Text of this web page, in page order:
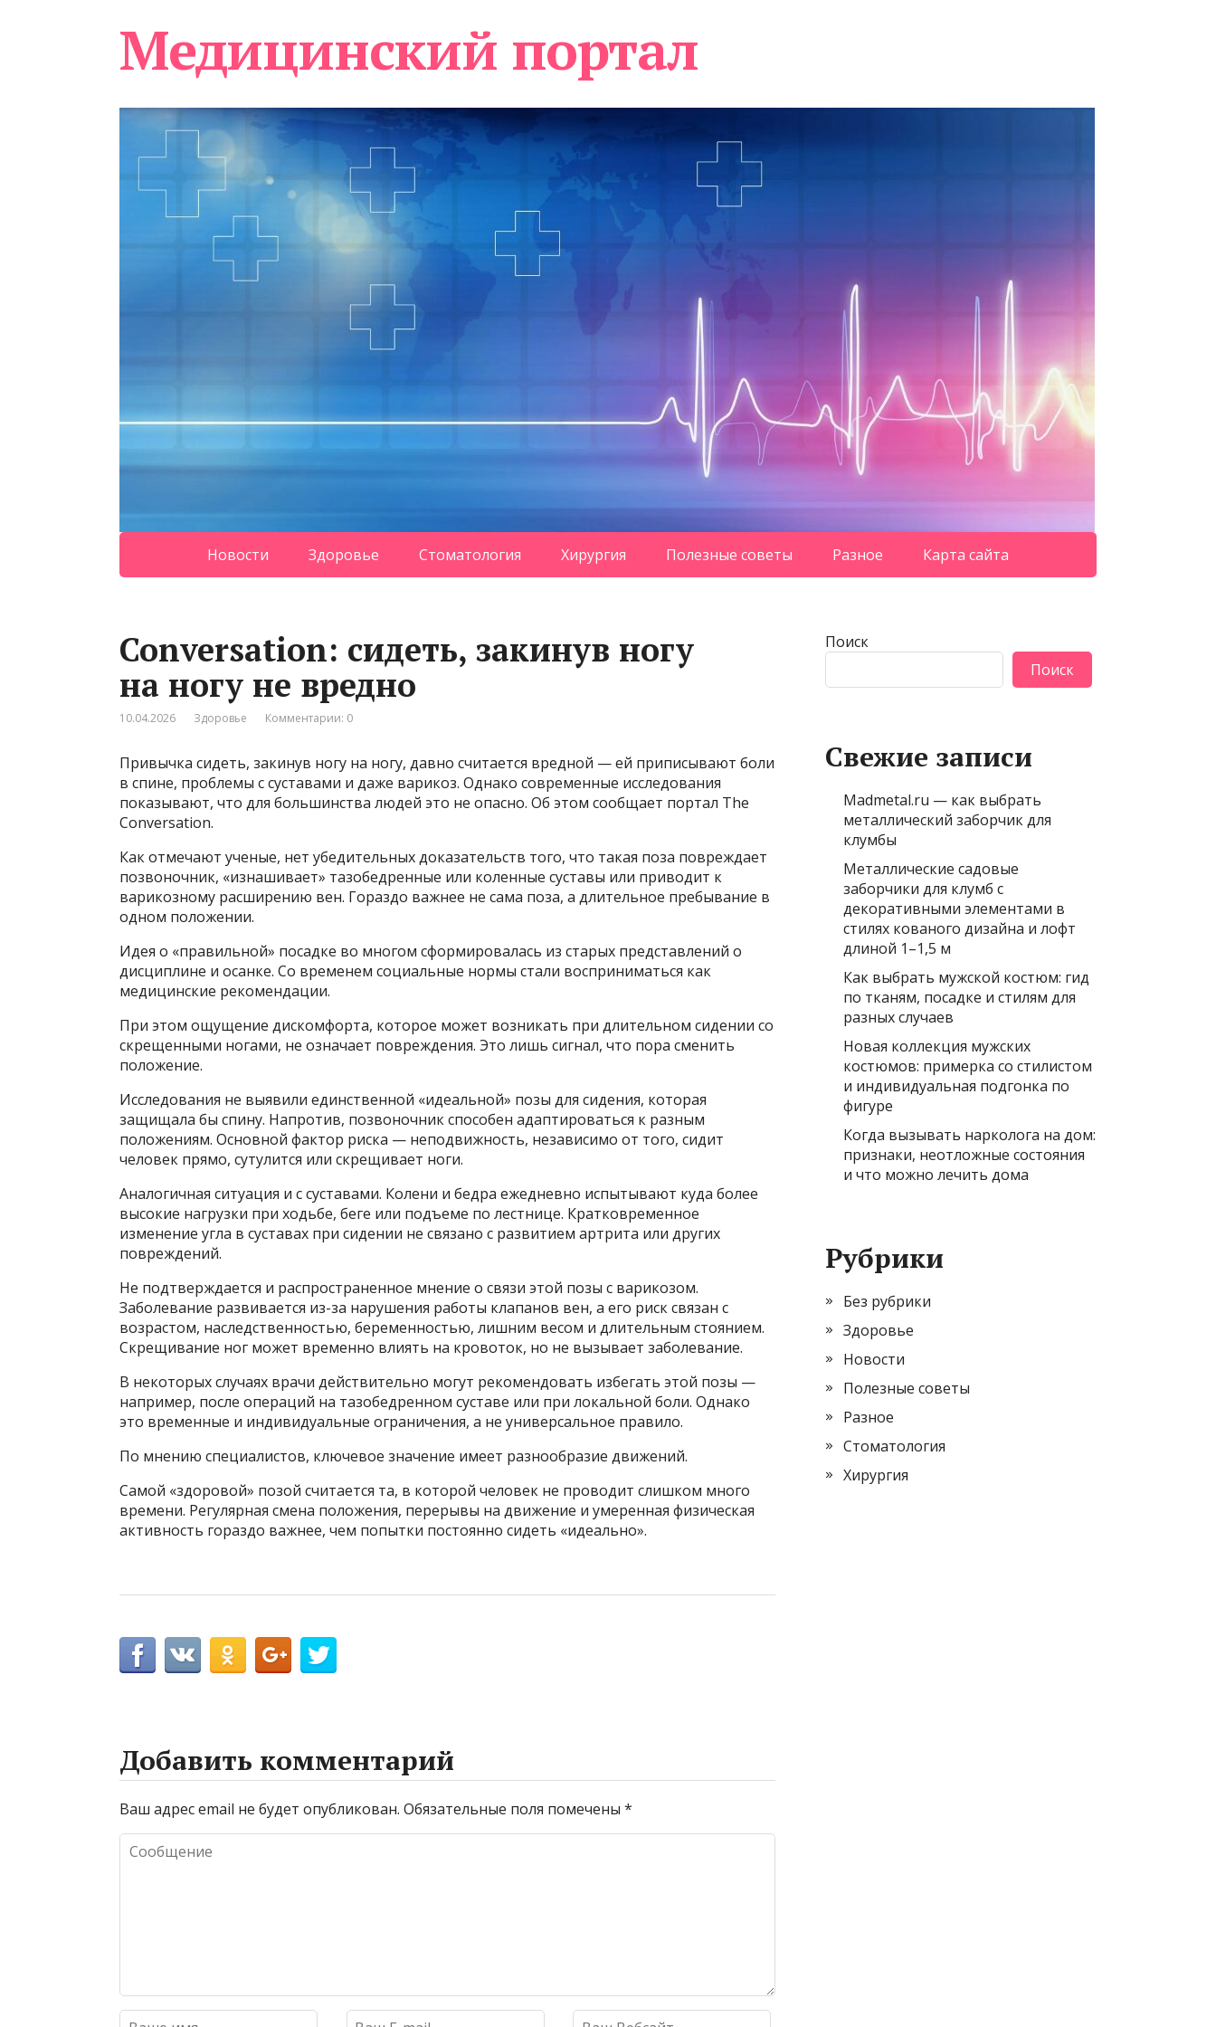
Медицинский портал
Новости Здоровье Стоматология Хирургия Полезные советы Разное Карта сайта
Conversation: сидеть, закинув ногу
на ногу не вредно
10.04.2026 Здоровье Комментарии: 0
Привычка сидеть, закинув ногу на ногу, давно считается вредной — ей приписывают боли
в спине, проблемы с суставами и даже варикоз. Однако современные исследования
показывают, что для большинства людей это не опасно. Об этом сообщает портал The
Conversation.
Как отмечают ученые, нет убедительных доказательств того, что такая поза повреждает
позвоночник, «изнашивает» тазобедренные или коленные суставы или приводит к
варикозному расширению вен. Гораздо важнее не сама поза, а длительное пребывание в
одном положении.
Идея о «правильной» посадке во многом сформировалась из старых представлений о
дисциплине и осанке. Со временем социальные нормы стали восприниматься как
медицинские рекомендации.
При этом ощущение дискомфорта, которое может возникать при длительном сидении со
скрещенными ногами, не означает повреждения. Это лишь сигнал, что пора сменить
положение.
Исследования не выявили единственной «идеальной» позы для сидения, которая
защищала бы спину. Напротив, позвоночник способен адаптироваться к разным
положениям. Основной фактор риска — неподвижность, независимо от того, сидит
человек прямо, сутулится или скрещивает ноги.
Аналогичная ситуация и с суставами. Колени и бедра ежедневно испытывают куда более
высокие нагрузки при ходьбе, беге или подъеме по лестнице. Кратковременное
изменение угла в суставах при сидении не связано с развитием артрита или других
повреждений.
Не подтверждается и распространенное мнение о связи этой позы с варикозом.
Заболевание развивается из-за нарушения работы клапанов вен, а его риск связан с
возрастом, наследственностью, беременностью, лишним весом и длительным стоянием.
Скрещивание ног может временно влиять на кровоток, но не вызывает заболевание.
В некоторых случаях врачи действительно могут рекомендовать избегать этой позы —
например, после операций на тазобедренном суставе или при локальной боли. Однако
это временные и индивидуальные ограничения, а не универсальное правило.
По мнению специалистов, ключевое значение имеет разнообразие движений.
Самой «здоровой» позой считается та, в которой человек не проводит слишком много
времени. Регулярная смена положения, перерывы на движение и умеренная физическая
активность гораздо важнее, чем попытки постоянно сидеть «идеально».
Добавить комментарий
Ваш адрес email не будет опубликован. Обязательные поля помечены *
Поиск
Поиск
Свежие записи
Madmetal.ru — как выбрать
металлический заборчик для
клумбы
Металлические садовые
заборчики для клумб с
декоративными элементами в
стилях кованого дизайна и лофт
длиной 1–1,5 м
Как выбрать мужской костюм: гид
по тканям, посадке и стилям для
разных случаев
Новая коллекция мужских
костюмов: примерка со стилистом
и индивидуальная подгонка по
фигуре
Когда вызывать нарколога на дом:
признаки, неотложные состояния
и что можно лечить дома
Рубрики
Без рубрики
Здоровье
Новости
Полезные советы
Разное
Стоматология
Хирургия